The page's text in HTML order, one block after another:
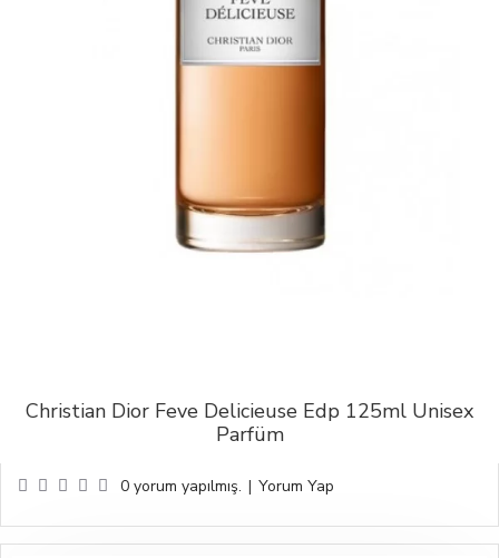
Christian Dior Feve Delicieuse Edp 125ml Unisex
Parfüm
0 yorum yapılmış. | Yorum Yap